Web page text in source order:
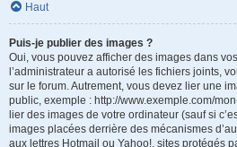
Haut
Puis-je publier des images ?
Oui, vous pouvez afficher des images dans
l’administrateur a autorisé les fichiers joints,
sur le forum. Autrement, vous devez lier une
public, exemple : http://www.exemple.com/
lier des images de votre ordinateur (sauf si
images placées derrière des mécanismes
aux lettres Hotmail ou Yahoo!, sites protégés